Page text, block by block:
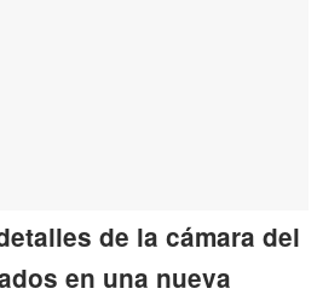
de la cámara del
en una nueva